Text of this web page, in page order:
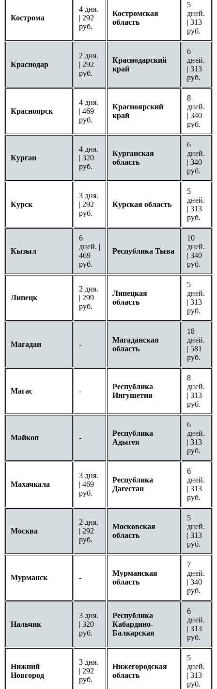
Кострома
4 дня.
| 292
руб.
Костромская
область
5
дней.
| 313
руб.
Краснодар
2 дня.
| 292
руб.
Краснодарский
край
6
дней.
| 313
руб.
Красноярск
4 дня.
| 469
руб.
Красноярский
край
8
дней.
| 340
руб.
Курган
4 дня.
| 320
руб.
Курганская
область
6
дней.
| 340
руб.
Курск
3 дня.
| 292
руб.
Курская область
5
дней.
| 313
руб.
Кызыл
6
дней. |
469
руб.
Республика Тыва
10
дней.
| 340
руб.
Липецк
2 дня.
| 299
руб.
Липецкая
область
5
дней.
| 313
руб.
Магадан -
Магаданская
область
18
дней.
| 581
руб.
Магас -
Республика
Ингушетия
8
дней.
| 313
руб.
Майкоп -
Республика
Адыгея
6
дней.
| 313
руб.
Махачкала
3 дня.
| 469
руб.
Республика
Дагестан
6
дней.
| 313
руб.
Москва
2 дня.
| 292
руб.
Московская
область
5
дней.
| 313
руб.
Мурманск -
Мурманская
область
7
дней.
| 340
руб.
Нальчик
3 дня.
| 320
руб.
Республика
Кабардино-
Балкарская
6
дней.
| 313
руб.
Нижний
Новгород
3 дня.
| 292
руб.
Нижегородская
область
5
дней.
| 313
руб.